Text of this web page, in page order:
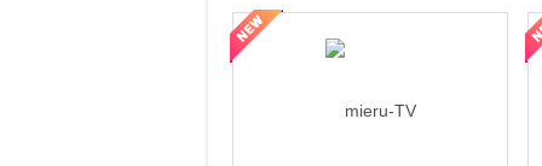
【LOJEL公式サイト】スーツケース・バッグ
【ロデオドライブ】創業70